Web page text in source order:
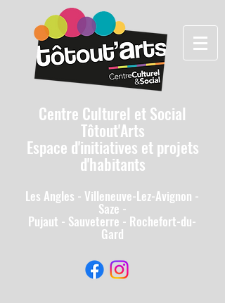
Centre Culturel et Social
Tôtout'Arts
Espace d'initiatives et projets
d'habitants
Les Angles - Villeneuve-Lez-Avignon -
Saze -
Pujaut - Sauveterre - Rochefort-du-
Gard